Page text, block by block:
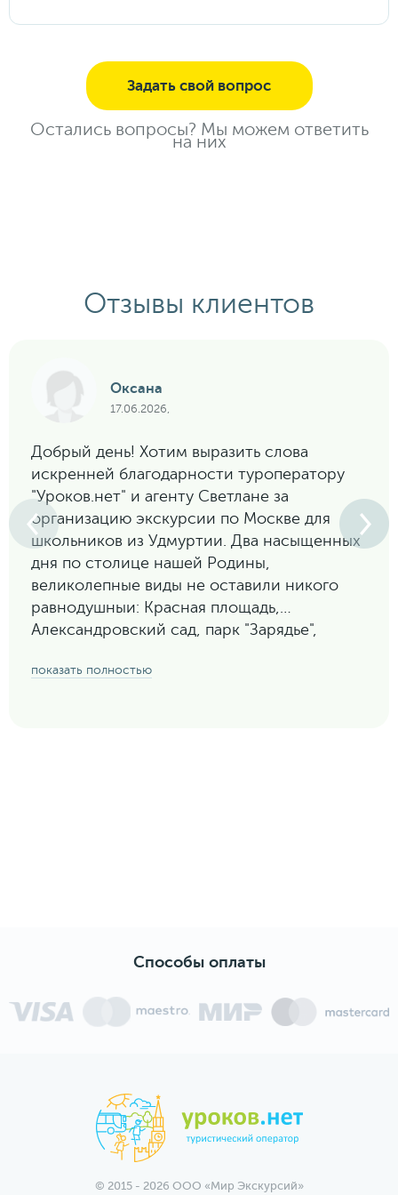
личный кабинет, где Вы сможете оплатить
экскурсии и туры, создать заявку,
посмотреть совершенные поездки и
информацию по ним. По всем вопросам
просим общаться к нашим менеджерам.
Задать свой вопрос
Остались вопросы? Мы можем ответить
на них
Отзывы клиентов
Оксана
17.06.2026,
Добрый день! Хотим выразить слова
искренней благодарности туроператору
"Уроков.нет" и агенту Светлане за
организацию экскурсии по Москве для
школьников из Удмуртии. Два насыщенных
дня по столице нашей Родины,
великолепные виды не оставили никого
равнодушныи: Красная площадь,
Александровский сад, парк "Зарядье",
Москва-сити. Программа разработана с
показать полностью
Способы оплаты
© 2015 - 2026 ООО «Мир Экскурсий»